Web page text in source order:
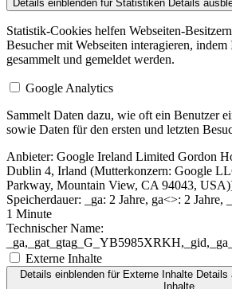
Details einblenden für Statistiken Details
Statistik-Cookies helfen Webseiten-
Besucher mit Webseiten interagieren,
gesammelt und gemeldet werden.
Google Analytics
Sammelt Daten dazu, wie oft ein Benutzer
sowie Daten für den ersten und letzten
Anbieter: Google Ireland Limited Gordon
Dublin 4, Irland (Mutterkonzern: Google
Parkway, Mountain View, CA 94043,
Speicherdauer: _ga: 2 Jahre, ga<>: 2 Jahre,
1 Minute
Technischer Name:
Externe Inhalte
Details einblendenfür Externe Inhalte Details
Inhalte